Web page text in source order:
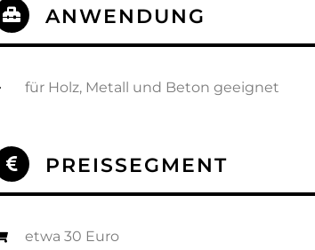
ANWENDUNG
für Holz, Metall und Beton geeignet
PREISSEGMENT
etwa 30 Euro